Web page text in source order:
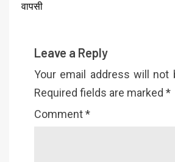
वापसी
Leave a Reply
Your email address will not
Required fields are marked *
Comment*